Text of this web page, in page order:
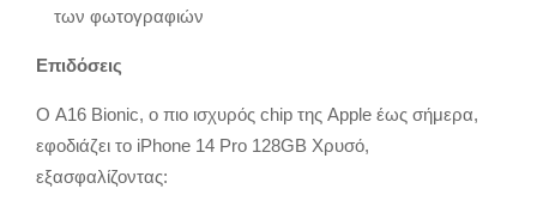
των φωτογραφιών
Επιδόσεις
Ο A16 Bionic, ο πιο ισχυρός chip της Apple έως σήμερα,
εφοδιάζει το iPhone 14 Pro 128GB Χρυσό,
εξασφαλίζοντας: